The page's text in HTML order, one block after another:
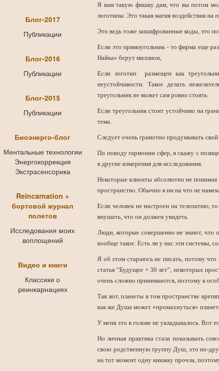
Блог-2017
Публикации
Блог-2016
Публикации
Блог-2015
Публикации
Биоэнерго-блог
Ментальные технологии
Энергокоррекция
Экстрасенсорика
Reincarnation +
бортовой журнал
полетов
Исследования моих
воплощений
Видео и книги
Классики о
реинкарнациях
Я вам такую фишку дам, что вы потом
логотипы. Это такая магия воздействия
Это ведь тоже зашифрованные коды, это
Если это прямоугольник - то фирма еще
Найка» берут миллион,
Если логотип размещен как
неустойчивости. Такое делать
треугольник не может сам ровно стоять.
Если треугольник стоит устойчиво на
тема.
Следует очень грамотно продумывать свой
По поводу гармонии сфер, я скажу с
в другие измерения для исследования.
Некоторые клиенты абсолютно не понимая
пространство. Обычно я ни на что не
Если человек не настроен на телепатию,
внушать, что он должен увидеть.
Люди, которые совершенно не знают, что
вообще такое. Есть ли у нас эти системы,
Я об этом стараюсь не писать, потому
статья “Будущее + 30 лет”, некоторых
очень сложно принимаются, поэтому я
Так вот, планеты в том пространстве
как же Душа может «промахнуться»
У меня это в голове не укладывалось. Вот
Но личная практика стала показывать
свою родственную группу Душ, это по-
на тот момент одну книжку прочла,